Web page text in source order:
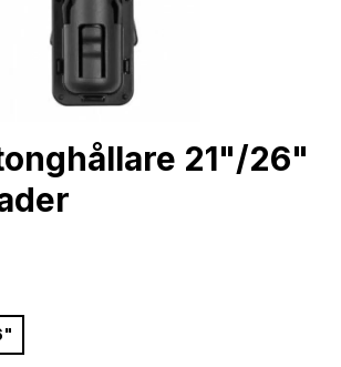
21"/26"